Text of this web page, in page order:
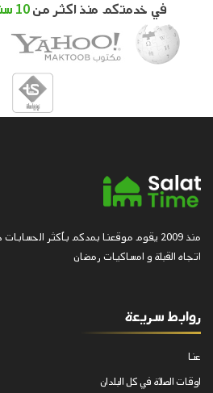
في خدمتكم منذ اكثر من10 سنوات
منذ 2009 يقوم موقعنا بمدكم بأكثر
اتجاه القبلة و امساكيات رمضان
روابط سريعة
عنا
اوقات الصلاة في كل البلدان